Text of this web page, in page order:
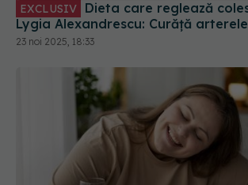
EXCLUSIV
Lygia Alexandrescu: Curăță arterele
23 noi 2025, 18:33